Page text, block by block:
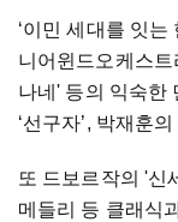
‘이민 세대를 잇는
니어윈드오케스
나네' 등의 익숙한
‘선구자’, 박재훈
또 드보르작의 '신
메들리 등 클래식